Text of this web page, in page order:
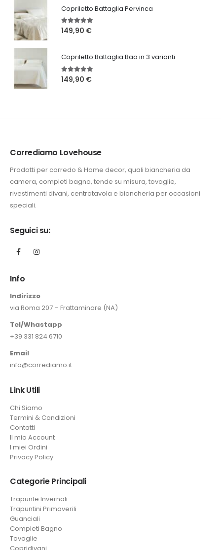
Copriletto Battaglia Pervinca
5.00Su 5
149,90 €
Copriletto Battaglia Bao in 3 varianti
5.00Su 5
149,90 €
Corrediamo Lovehouse
Prodotti per corredo & Home decor, quali biancheria da
camera, completi bagno, tende su misura, tovaglie,
rivestimenti divani, centrotavola e biancheria per occasioni
speciali.
Seguici su:
Info
Indirizzo
via Roma 207 – Frattaminore (NA)
Tel/Whastapp
+39 331 824 6710
Email
info@corrediamo.it
Link Utili
Chi Siamo
Termini & Condizioni
Contatti
Il mio Account
I miei Ordini
Privacy Policy
Categorie Principali
Trapunte Invernali
Trapuntini Primaverili
Guanciali
Completi Bagno
Tovaglie
Copridivani